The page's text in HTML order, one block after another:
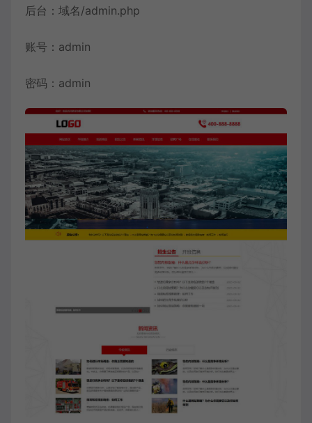
后台：域名/admin.php
账号：admin
密码：admin